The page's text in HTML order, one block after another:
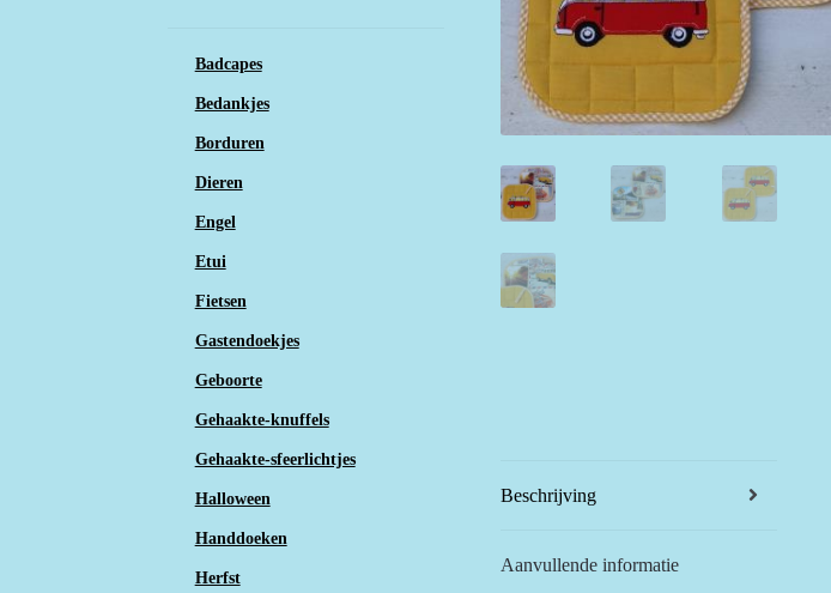
Beschrijving
Aanvullende informatie
Badcapes
Bedankjes
Borduren
Dieren
Engel
Etui
Fietsen
Gastendoekjes
Geboorte
Gehaakte-knuffels
Gehaakte-sfeerlichtjes
Halloween
Handdoeken
Herfst